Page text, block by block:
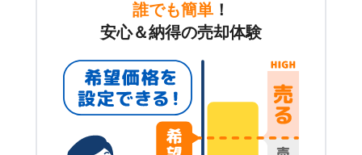
誰でも簡単 ！
安心＆納得の売却体験